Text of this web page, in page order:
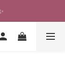
🎉
🎉